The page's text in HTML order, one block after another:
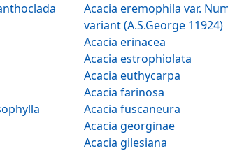
ssp. acanthoclada
var. lissophylla
Acacia eremophila var. Numerous-nerved
variant (A.S.George 11924)
Acacia erinacea
Acacia estrophiolata
Acacia euthycarpa
Acacia farinosa
Acacia fuscaneura
Acacia georginae
Acacia gilesiana